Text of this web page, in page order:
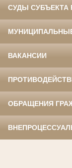
СУДЫ СУБЪЕКТА
ВАКАНСИИ
ОБРАЩЕНИЯ